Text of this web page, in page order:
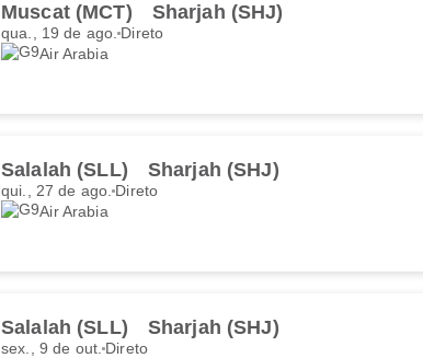
Muscat (MCT) Sharjah (SHJ)
qua., 19 de ago. Direto
Air Arabia
Salalah (SLL) Sharjah (SHJ)
qui., 27 de ago. Direto
Air Arabia
Salalah (SLL) Sharjah (SHJ)
sex., 9 de out. Direto